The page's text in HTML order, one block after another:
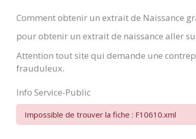
Comment obtenir un extrait de Naissance
pour obtenir un extrait de naissance aller
Attention tout site qui demande une
frauduleux.
Info Service-Public
Impossible de trouver la fiche : F10610.xml